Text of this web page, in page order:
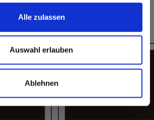
Alle zulassen
Auswahl erlauben
Ablehnen